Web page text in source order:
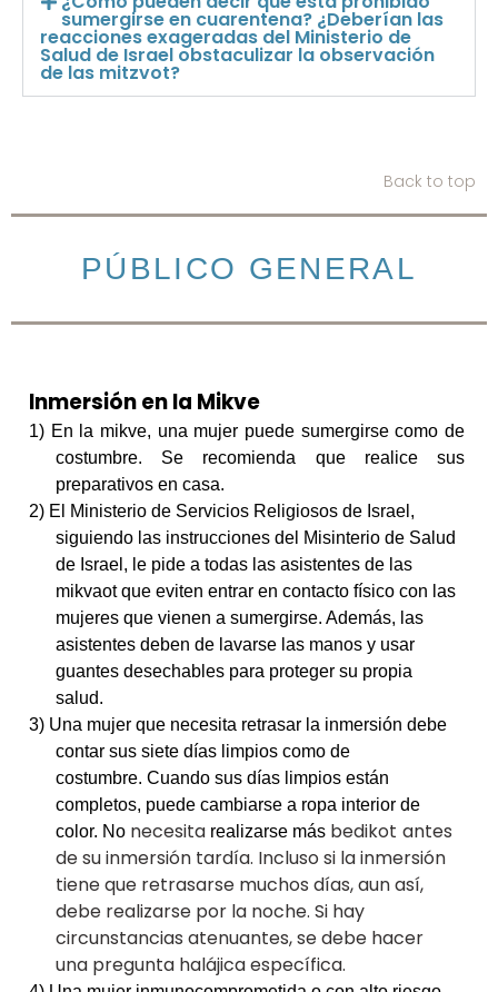
sumergirse en cuarentena? ¿Deberían las
reacciones exageradas del Ministerio de
Salud de Israel obstaculizar la observación
de las mitzvot?
Back to top
PÚBLICO GENERAL
Inmersión en la Mikve
1) En la mikve, una mujer puede sumergirse como de
costumbre. Se recomienda que realice sus
preparativos en casa.
2) El Ministerio de Servicios Religiosos de Israel,
siguiendo las instrucciones del Misinterio de Salud
de Israel, le pide a todas las asistentes de las
mikvaot que eviten entrar en contacto físico con las
mujeres que vienen a sumergirse. Además, las
asistentes deben de lavarse las manos y usar
guantes desechables para proteger su propia
salud.
3) Una mujer que necesita retrasar la inmersión debe
contar sus siete días limpios como de
costumbre. Cuando sus días limpios están
completos, puede cambiarse a ropa interior de
color. No necesita realizarse más bedikot antes
de su inmersión tardía. Incluso si la inmersión
tiene que retrasarse muchos días, aun así,
debe realizarse por la noche. Si hay
circunstancias atenuantes, se debe hacer
una pregunta halájica específica.